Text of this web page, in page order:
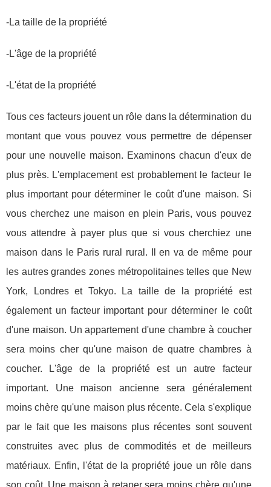
-La taille de la propriété
-L'âge de la propriété
-L'état de la propriété
Tous ces facteurs jouent un rôle dans la détermination du
montant que vous pouvez vous permettre de dépenser
pour une nouvelle maison. Examinons chacun d'eux de
plus près. L'emplacement est probablement le facteur le
plus important pour déterminer le coût d'une maison. Si
vous cherchez une maison en plein Paris, vous pouvez
vous attendre à payer plus que si vous cherchiez une
maison dans le Paris rural rural. Il en va de même pour
les autres grandes zones métropolitaines telles que New
York, Londres et Tokyo. La taille de la propriété est
également un facteur important pour déterminer le coût
d'une maison. Un appartement d'une chambre à coucher
sera moins cher qu'une maison de quatre chambres à
coucher. L'âge de la propriété est un autre facteur
important. Une maison ancienne sera généralement
moins chère qu'une maison plus récente. Cela s'explique
par le fait que les maisons plus récentes sont souvent
construites avec plus de commodités et de meilleurs
matériaux. Enfin, l'état de la propriété joue un rôle dans
son coût. Une maison à retaper sera moins chère qu'une